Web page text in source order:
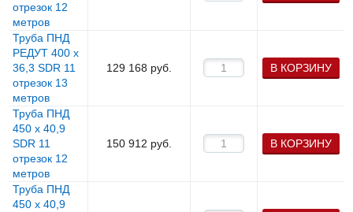
отрезок 12
метров
Труба ПНД
РЕДУТ 400 х
36,3 SDR 11
отрезок 13
метров
129 168 руб. В КОРЗИНУ
Труба ПНД
450 х 40,9
SDR 11
отрезок 12
метров
150 912 руб. В КОРЗИНУ
Труба ПНД
450 х 40,9